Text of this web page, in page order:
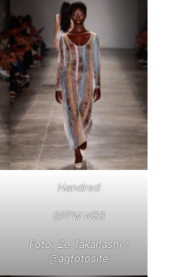
Handred
SPFW N58
Foto: Ze Takahashi /
@agfotosite